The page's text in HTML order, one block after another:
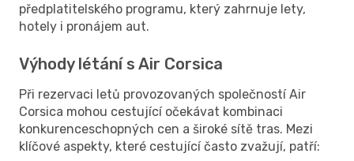
předplatitelského programu, který zahrnuje lety,
hotely i pronájem aut.
Výhody létání s Air Corsica
Při rezervaci letů provozovaných společností Air
Corsica mohou cestující očekávat kombinaci
konkurenceschopných cen a široké sítě tras. Mezi
klíčové aspekty, které cestující často zvažují, patří: